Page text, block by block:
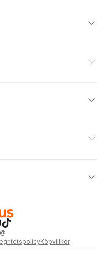
@
Köpvillkor